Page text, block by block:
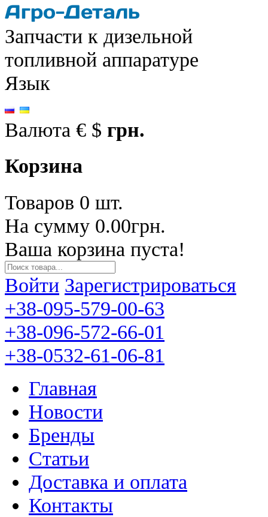
Запчасти к дизельной
топливной аппаратуре
Язык
Валюта € $ грн.
Корзина
Товаров 0 шт.
На сумму 0.00грн.
Ваша корзина пуста!
Войти Зарегистрироваться
+38-095-579-00-63
+38-096-572-66-01
+38-0532-61-06-81
Главная
Новости
Бренды
Статьи
Доставка и оплата
Контакты